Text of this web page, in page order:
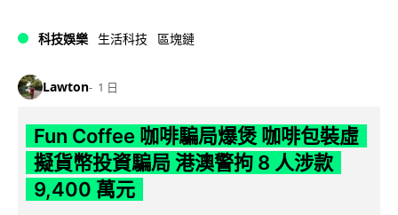
科技娛樂 生活科技 區塊鏈
Lawton 1 日
Fun Coffee 咖啡騙局爆煲 咖啡包裝虛
擬貨幣投資騙局 港澳警拘 8 人涉款
9,400 萬元